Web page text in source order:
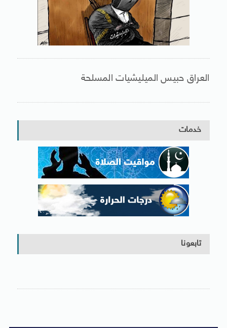
العراق حبيس الميليشيات المسلحة
خدمات
تابعونا